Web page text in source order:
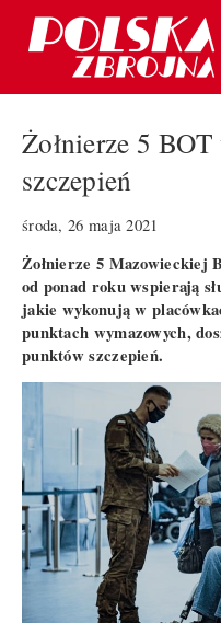
Żołnierze 5
szczepień
środa, 26 maja 2021
Żołnierze 5 Mazowieckiej
od ponad roku wspierają
jakie wykonują w
punktach wymazowych,
punktów szczepień.